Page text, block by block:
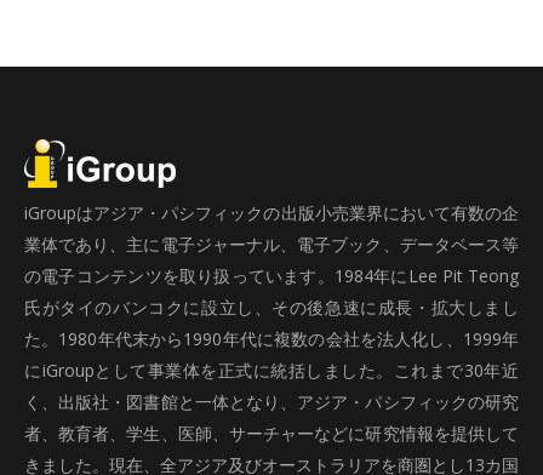
iGroupはアジア・パシフィックの出版小売業界において有数の企
業体であり、主に電子ジャーナル、電子ブック、データベース等
の電子コンテンツを取り扱っています。1984年にLee Pit Teong
氏がタイのバンコクに設立し、その後急速に成長・拡大しまし
た。1980年代末から1990年代に複数の会社を法人化し、1999年
にiGroupとして事業体を正式に統括しました。これまで30年近
く、出版社・図書館と一体となり、アジア・パシフィックの研究
者、教育者、学生、医師、サーチャーなどに研究情報を提供して
きました。現在、全アジア及びオーストラリアを商圏とし13カ国